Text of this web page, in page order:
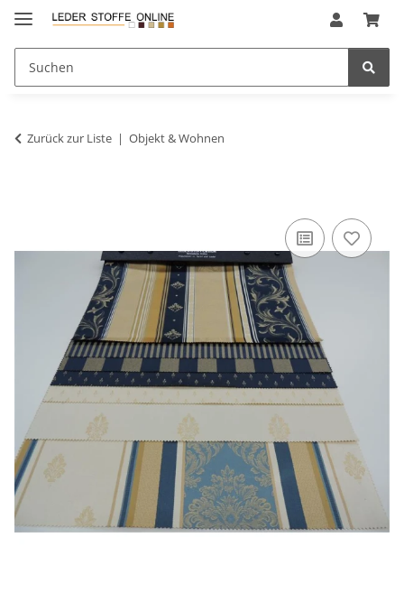
Zurück zur Liste Objekt & Wohnen